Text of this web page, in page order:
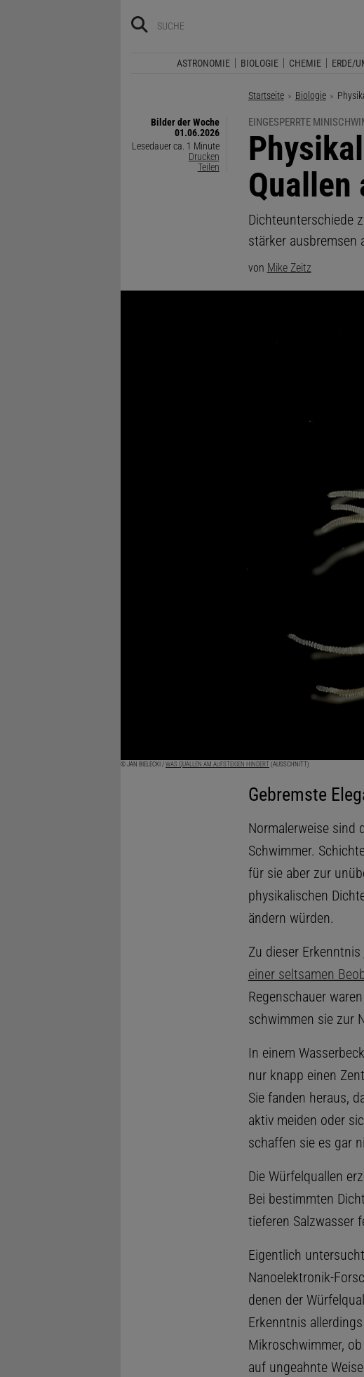
ASTRONOMIE BIOLOGIE CHEMIE ERDE/
Startseite Biologie
Bilder der Woche
01.06.2026
Lesedauer ca. 1 Minute
Drucken
Teilen
EINGESPERRTE
:
Quallen
Dichteunterschiede
stärker ausbremsen
von Mike Zeitz
© JAN BIELECKI / WAS QUALLEN AM AUFSTEIGEN HINDERT (AUSSCHNITT)
Gebremste
Normalerweise sind
Schwimmer.
für sie aber zur
physikalischen
ändern würden.
Zu dieser Erkenntnis
einer seltsamen
Regenschauer
schwimmen sie zur
In einem
nur knapp einen
Sie fanden heraus,
aktiv meiden oder
schaffen sie es gar
Die Würfelquallen
Bei bestimmten
tieferen Salzwasser
Eigentlich
Nanoelektronik-
denen der
Erkenntnis
Mikroschwimmer,
auf ungeahnte